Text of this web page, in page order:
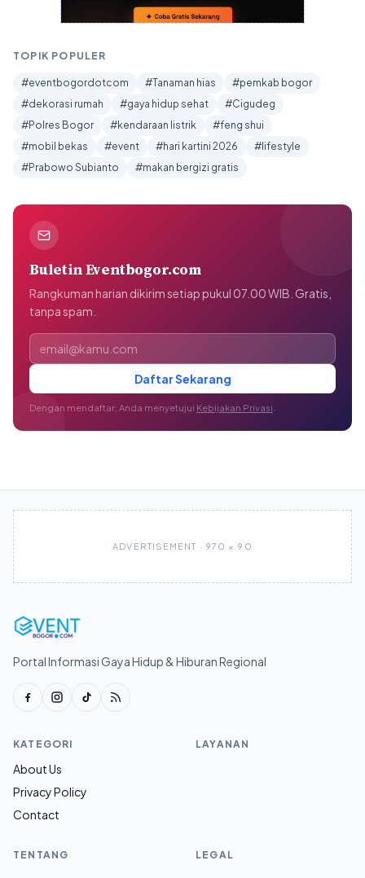
TOPIK POPULER
#eventbogordotcom #Tanaman hias
#pemkab bogor
#dekorasi rumah
#gaya hidup sehat
#Cigudeg
#Polres Bogor
#kendaraan listrik
#feng shui
#mobil bekas
#event #hari kartini 2026
#lifestyle
#Prabowo Subianto
#makan bergizi gratis
Buletin Eventbogor.com
Rangkuman harian dikirim setiap pukul 07.00 WIB. Gratis,
tanpa spam.
Alamat email
Daftar Sekarang
Dengan mendaftar, Anda menyetujui Kebijakan Privasi
ADVERTISEMENT · 970 × 90
Portal Informasi Gaya Hidup & Hiburan Regional
KATEGORI
About Us
Privacy Policy
Contact
LAYANAN
TENTANG LEGAL